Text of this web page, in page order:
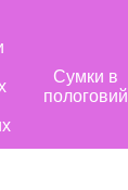
Сумки в
пологовий